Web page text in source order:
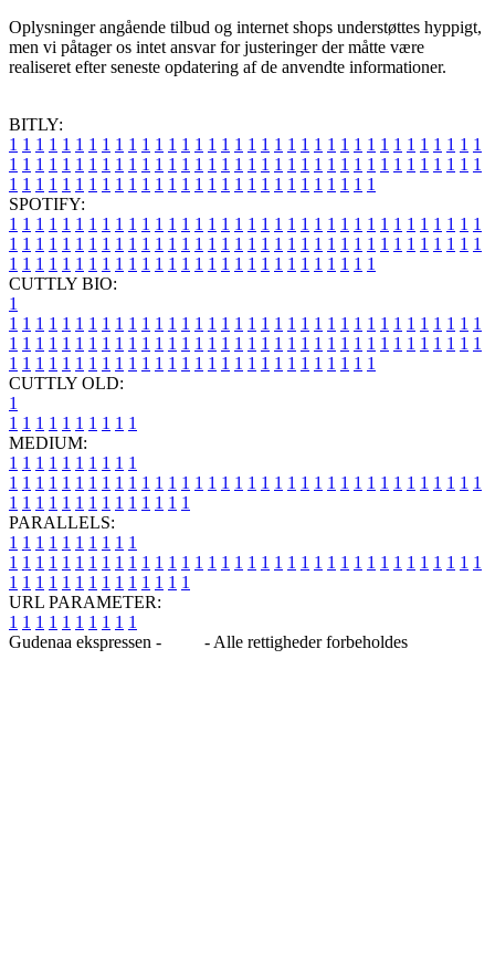
Oplysninger angående tilbud og internet shops understøttes hyppigt,
men vi påtager os intet ansvar for justeringer der måtte være
realiseret efter seneste opdatering af de anvendte informationer.
BITLY:
1 1 1 1 1 1 1 1 1 1 1 1 1 1 1 1 1 1 1 1 1 1 1 1 1 1 1 1 1 1 1 1 1 1 1 1
1 1 1 1 1 1 1 1 1 1 1 1 1 1 1 1 1 1 1 1 1 1 1 1 1 1 1 1 1 1 1 1 1 1 1 1
1 1 1 1 1 1 1 1 1 1 1 1 1 1 1 1 1 1 1 1 1 1 1 1 1 1 1 1
SPOTIFY:
1 1 1 1 1 1 1 1 1 1 1 1 1 1 1 1 1 1 1 1 1 1 1 1 1 1 1 1 1 1 1 1 1 1 1 1
1 1 1 1 1 1 1 1 1 1 1 1 1 1 1 1 1 1 1 1 1 1 1 1 1 1 1 1 1 1 1 1 1 1 1 1
1 1 1 1 1 1 1 1 1 1 1 1 1 1 1 1 1 1 1 1 1 1 1 1 1 1 1 1
CUTTLY BIO:
1
1 1 1 1 1 1 1 1 1 1 1 1 1 1 1 1 1 1 1 1 1 1 1 1 1 1 1 1 1 1 1 1 1 1 1 1
1 1 1 1 1 1 1 1 1 1 1 1 1 1 1 1 1 1 1 1 1 1 1 1 1 1 1 1 1 1 1 1 1 1 1 1
1 1 1 1 1 1 1 1 1 1 1 1 1 1 1 1 1 1 1 1 1 1 1 1 1 1 1 1
CUTTLY OLD:
1
1 1 1 1 1 1 1 1 1 1
MEDIUM:
1 1 1 1 1 1 1 1 1 1
1 1 1 1 1 1 1 1 1 1 1 1 1 1 1 1 1 1 1 1 1 1 1 1 1 1 1 1 1 1 1 1 1 1 1 1
1 1 1 1 1 1 1 1 1 1 1 1 1 1
PARALLELS:
1 1 1 1 1 1 1 1 1 1
1 1 1 1 1 1 1 1 1 1 1 1 1 1 1 1 1 1 1 1 1 1 1 1 1 1 1 1 1 1 1 1 1 1 1 1
1 1 1 1 1 1 1 1 1 1 1 1 1 1
URL PARAMETER:
1 1 1 1 1 1 1 1 1 1
Gudenaa ekspressen -
- Alle rettigheder forbeholdes